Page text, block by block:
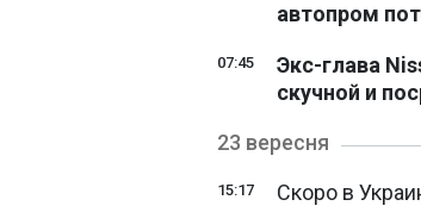
автопром
07:45
Экс-глава
скучной и
23 вересня
15:17 Скоро в